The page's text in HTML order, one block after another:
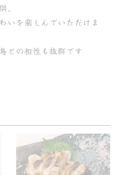
。
いを楽しんでいただけま
との相性も抜群です